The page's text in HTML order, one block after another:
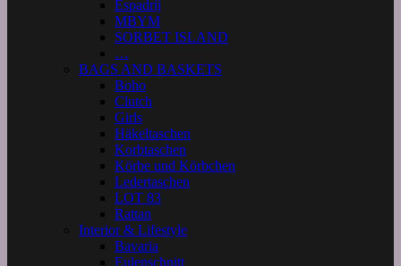
Espadrij
MBYM
SORBET ISLAND
…
BAGS AND BASKETS
Boho
Clutch
Girls
Häkeltaschen
Korbtaschen
Körbe und Körbchen
Ledertaschen
LOT 83
Rattan
Interior & Lifestyle
Bavaria
Eulenschnitt